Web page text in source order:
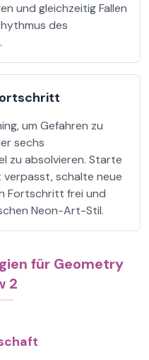
und gleichzeitig Fallen
des
um Gefahren zu
sechs
zu absolvieren. Starte
verpasst, schalte neue
Fortschritt frei und
Neon-Art-Stil.
für Geometry
2